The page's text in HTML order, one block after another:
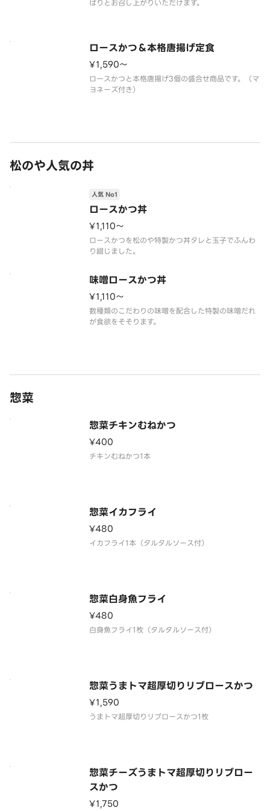
ロースかつ＆本格唐揚げ定食
¥1,590〜
ロースかつと本格唐揚げ3個の盛合せ商品です。（マ
松のや人気の丼
ロースかつ丼
人気 No1
¥1,110〜
ロースかつを松のや特製かつ丼タレと玉子でふんわ
り綴じました。
味噌ロースかつ丼
¥1,110〜
数種類のこだわりの味噌を配合した特製の味噌だれ
が食欲をそそります。
惣菜
惣菜チキンむねかつ
¥400
惣菜イカフライ
¥480
惣菜白身魚フライ
¥480
惣菜うまトマ超厚切りリブロースかつ
¥1,590
惣菜チーズうまトマ超厚切りリブロー
スかつ
¥1,750